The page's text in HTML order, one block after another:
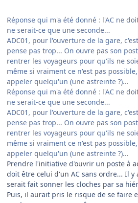
Réponse qui m'a été donné : l'AC ne
ne serait-ce que une seconde...
ADC01, pour l'ouverture de la gare,
pense pas trop... On ouvre pas son
rentrer les voyageurs pour qu'ils ne
même si vraiment ce n'est pas
appeler quelqu'un (une astreinte ?)...
Réponse qui m'a été donné : l'AC ne
ne serait-ce que une seconde...
ADC01, pour l'ouverture de la gare,
pense pas trop... On ouvre pas son
rentrer les voyageurs pour qu'ils ne
même si vraiment ce n'est pas
appeler quelqu'un (une astreinte ?)...
Prendre l'initiative d'ouvrir un poste à
doit être celui d'un AC sans ordre... Il
serait fait sonner les cloches par sa
Puis, il aurait pris le risque de se faire